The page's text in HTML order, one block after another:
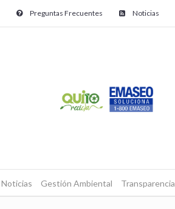
Preguntas Frecuentes Noticias
Noticias Gestión Ambiental Transparencia